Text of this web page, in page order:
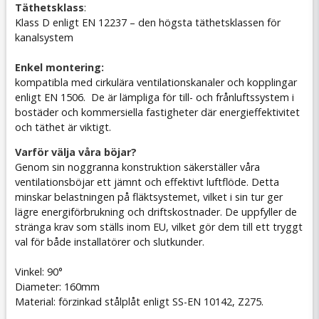
Täthetsklass:
Klass D enligt EN 12237 – den högsta täthetsklassen för
kanalsystem
Enkel montering:
kompatibla med cirkulära ventilationskanaler och kopplingar
enligt EN 1506. De är lämpliga för till- och frånluftssystem i
bostäder och kommersiella fastigheter där energieffektivitet
och täthet är viktigt.
Varför välja våra böjar?
Genom sin noggranna konstruktion säkerställer våra
ventilationsböjar ett jämnt och effektivt luftflöde. Detta
minskar belastningen på fläktsystemet, vilket i sin tur ger
lägre energiförbrukning och driftskostnader. De uppfyller de
stränga krav som ställs inom EU, vilket gör dem till ett tryggt
val för både installatörer och slutkunder.
Vinkel: 90°
Diameter: 160mm
Material: förzinkad stålplåt enligt SS-EN 10142, Z275.